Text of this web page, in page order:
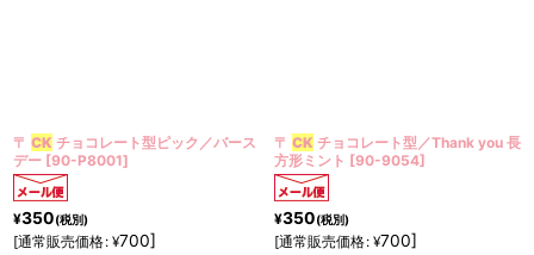
〒 CK チョコレート型ピック／バース
デー [90-P8001]
¥350(税別)
[通常販売価格: ¥700]
〒 CK チョコレート型／Thank you 長
方形ミント [90-9054]
¥350(税別)
[通常販売価格: ¥700]